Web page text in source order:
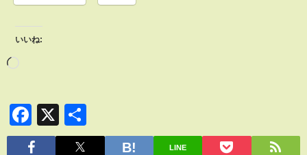
いいね:
Facebook
X
有
LINE